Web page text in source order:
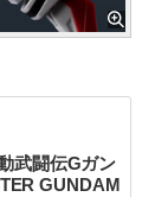
武闘伝Gガン
GUNDAM